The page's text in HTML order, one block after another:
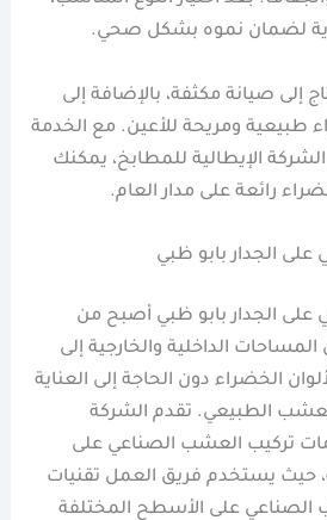
لضمان نموه بشكل صحي.
إلى صيانة مكثفة، بالإضافة إلى
طبيعية ومريحة للأعين. مع الخدمة
الشركة الإيطالية للمطابخ، يمكنك
رائعة على مدار العام.
الجدار بابو ظبي
الجدار بابو ظبي أصبح من
المساحات الداخلية والخارجية إلى
الخضراء دون الحاجة إلى العناية
العشب الطبيعي. تقدم الشركة
تركيب العشب الصناعي على
حيث يستخدم فريق العمل تقنيات
الصناعي على الأسطح المختلفة